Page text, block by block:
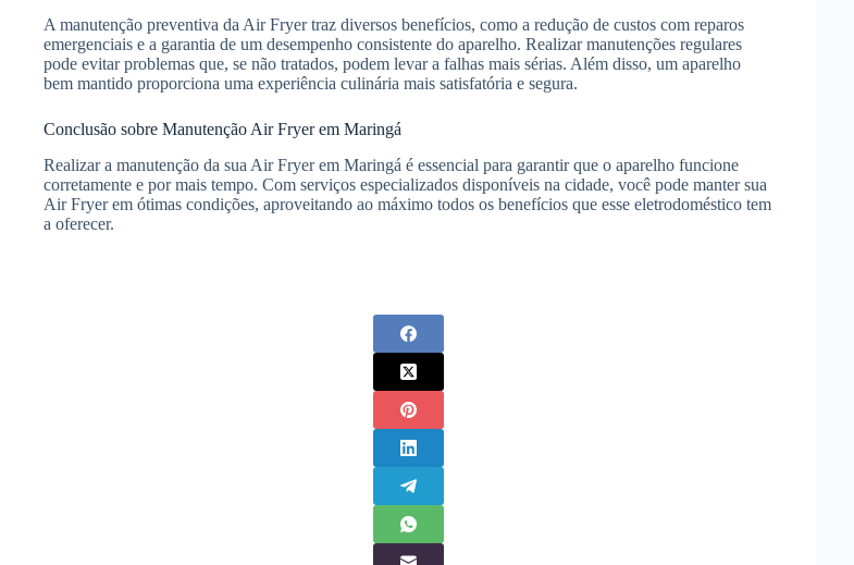
A manutenção preventiva da Air Fryer traz diversos benefícios, como a redução de custos com reparos
emergenciais e a garantia de um desempenho consistente do aparelho. Realizar manutenções regulares
pode evitar problemas que, se não tratados, podem levar a falhas mais sérias. Além disso, um aparelho
bem mantido proporciona uma experiência culinária mais satisfatória e segura.
Conclusão sobre Manutenção Air Fryer em Maringá
Realizar a manutenção da sua Air Fryer em Maringá é essencial para garantir que o aparelho funcione
corretamente e por mais tempo. Com serviços especializados disponíveis na cidade, você pode manter sua
Air Fryer em ótimas condições, aproveitando ao máximo todos os benefícios que esse eletrodoméstico tem
a oferecer.